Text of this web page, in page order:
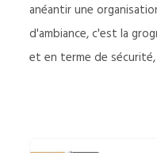
anéantir une
d'ambiance, c'est la
et en terme de